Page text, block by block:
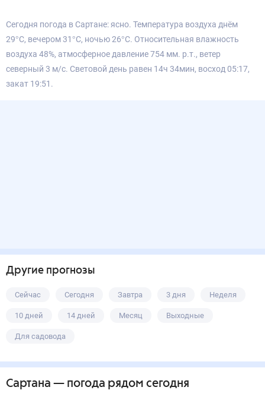
Сегодня погода в Сартане: ясно. Температура воздуха днём
29°С, вечером 31°С, ночью 26°С. Относительная влажность
воздуха 48%, атмосферное давление 754 мм. р.т., ветер
северный 3 м/с. Световой день равен 14ч 34мин, восход 05:17,
закат 19:51.
Другие прогнозы
Сейчас Сегодня Завтра 3 дня Неделя
10 дней 14 дней Месяц Выходные
Для садовода
Сартана — погода рядом сегодня